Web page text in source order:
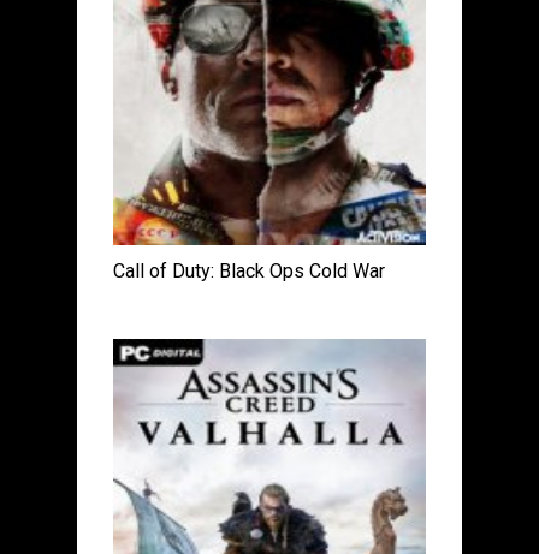
Call of Duty: Black Ops Cold War